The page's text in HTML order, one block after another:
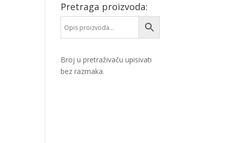
Pretraga proizvoda:
Broj u pretraživaču upisivati
bez razmaka.